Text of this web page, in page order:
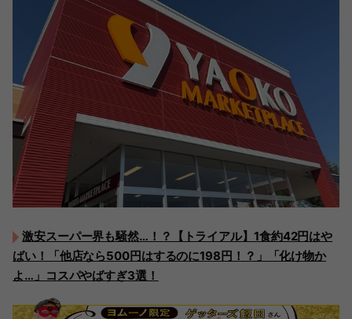
激安スーパー界も騒然…！？【トライアル】1食約42円はや
ばい！「他店なら500円はするのに198円！？」「化け物か
よ…」コスパやばすぎ3選！